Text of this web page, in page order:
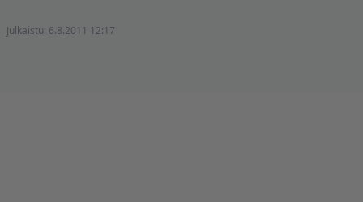
Julkaistu: 6.8.2011 12:17